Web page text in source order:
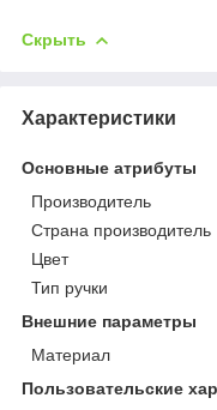
Скрыть
Характеристики
Основные атрибуты
Производитель
Страна производитель
Цвет
Тип ручки
Внешние параметры
Материал
Пользовательские